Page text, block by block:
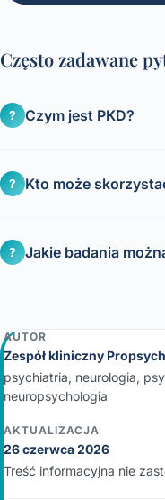
Często zadawane
? Czym jest PKD?
? Kto może
? Jakie badania
AUTOR
Zespół kliniczny
psychiatria, neurologia,
neuropsychologia
AKTUALIZACJA
26 czerwca 2026
Treść informacyjna nie